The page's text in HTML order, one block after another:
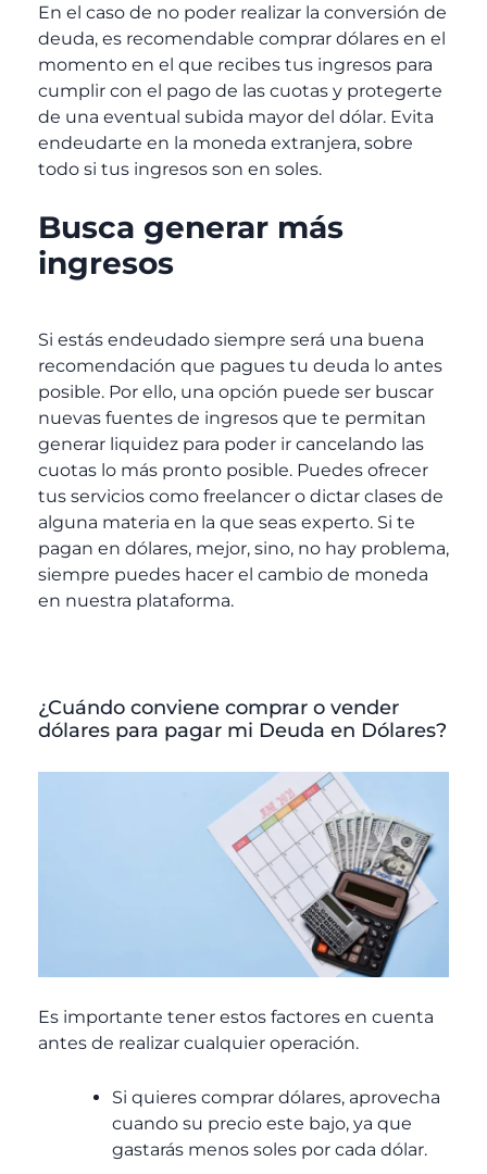
En el caso de no poder realizar la conversión de
deuda, es recomendable comprar dólares en el
momento en el que recibes tus ingresos para
cumplir con el pago de las cuotas y protegerte
de una eventual subida mayor del dólar. Evita
endeudarte en la moneda extranjera, sobre
todo si tus ingresos son en soles.
Busca generar más
ingresos
Si estás endeudado siempre será una buena
recomendación que pagues tu deuda lo antes
posible. Por ello, una opción puede ser buscar
nuevas fuentes de ingresos que te permitan
generar liquidez para poder ir cancelando las
cuotas lo más pronto posible. Puedes ofrecer
tus servicios como freelancer o dictar clases de
alguna materia en la que seas experto. Si te
pagan en dólares, mejor, sino, no hay problema,
siempre puedes hacer el cambio de moneda
en nuestra plataforma.
¿Cuándo conviene comprar o vender
dólares para pagar mi Deuda en Dólares?
Es importante tener estos factores en cuenta
antes de realizar cualquier operación.
Si quieres comprar dólares, aprovecha
cuando su precio este bajo, ya que
gastarás menos soles por cada dólar.